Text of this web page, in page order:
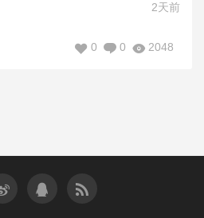
2天前
2048
0
0